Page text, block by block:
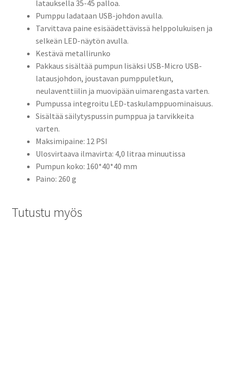
latauksella 35-45 palloa.
Pumppu ladataan USB-johdon avulla.
Tarvittava paine esisäädettävissä helppolukuisen ja
selkeän LED-näytön avulla.
Kestävä metallirunko
Pakkaus sisältää pumpun lisäksi USB-Micro USB-
latausjohdon, joustavan pumppuletkun,
neulaventtiilin ja muovipään uimarengasta varten.
Pumpussa integroitu LED-taskulamppuominaisuus.
Sisältää säilytyspussin pumppua ja tarvikkeita
varten.
Maksimipaine: 12 PSI
Ulosvirtaava ilmavirta: 4,0 litraa minuutissa
Pumpun koko: 160*40*40 mm
Paino: 260 g
Tutustu myös